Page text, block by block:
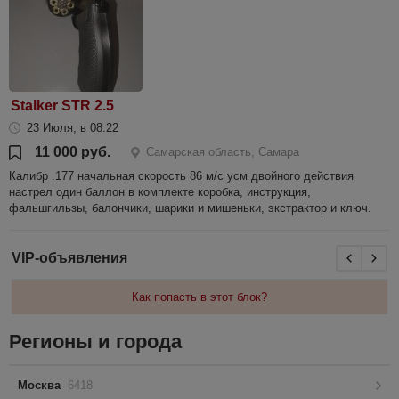
Stalker STR 2.5
23 Июля, в 08:22
11 000 руб.
Самарская область, Самара
Калибр .177 начальная скорость 86 м/с усм двойного действия
настрел один баллон в комплекте коробка, инструкция,
фальшгильзы, балончики, шарики и мишеньки, экстрактор и ключ.
VIP-объявления
Как попасть в этот блок?
Регионы и города
Москва 6418